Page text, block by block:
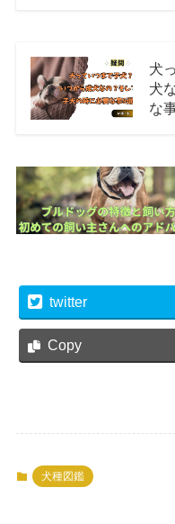
犬
犬
な
twitter
Copy
犬種図鑑